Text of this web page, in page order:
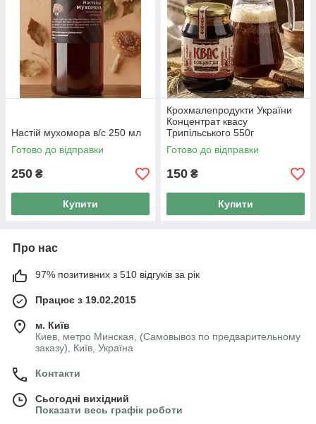
Настій мухомора в/с 250 мл
Готово до відправки
250 ₴
Купити
Крохмалепродукти України
Концентрат квасу
Трипільського 550г
Готово до відправки
150 ₴
Купити
Про нас
97% позитивних з 510 відгуків за рік
Працює з 19.02.2015
м. Київ
Киев, метро Минская, (Самовывоз по предварительному
заказу), Київ, Україна
Контакти
Сьогодні вихідний
Показати весь графік роботи